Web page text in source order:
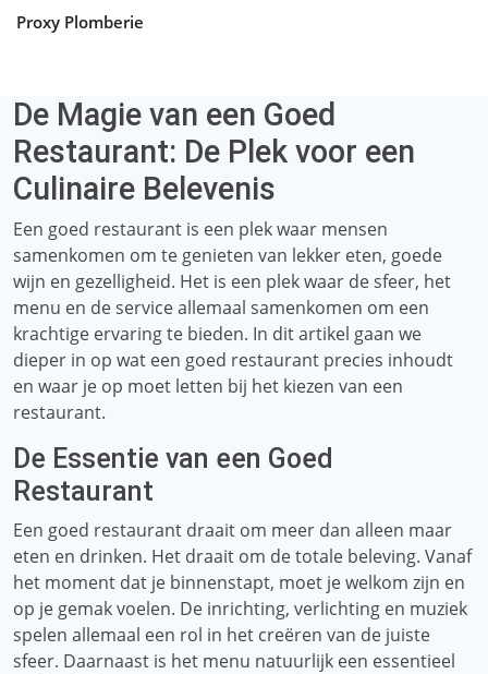
Proxy Plomberie
De Magie van een Goed
Restaurant: De Plek voor een
Culinaire Belevenis
Een goed restaurant is een plek waar mensen
samenkomen om te genieten van lekker eten, goede
wijn en gezelligheid. Het is een plek waar de sfeer, het
menu en de service allemaal samenkomen om een ​​
krachtige ervaring te bieden. In dit artikel gaan we
dieper in op wat een goed restaurant precies inhoudt
en waar je op moet letten bij het kiezen van een
restaurant.
De Essentie van een Goed
Restaurant
Een goed restaurant draait om meer dan alleen maar
eten en drinken. Het draait om de totale beleving. Vanaf
het moment dat je binnenstapt, moet je welkom zijn en
op je gemak voelen. De inrichting, verlichting en muziek
spelen allemaal een rol in het creëren van de juiste
sfeer. Daarnaast is het menu natuurlijk een essentieel